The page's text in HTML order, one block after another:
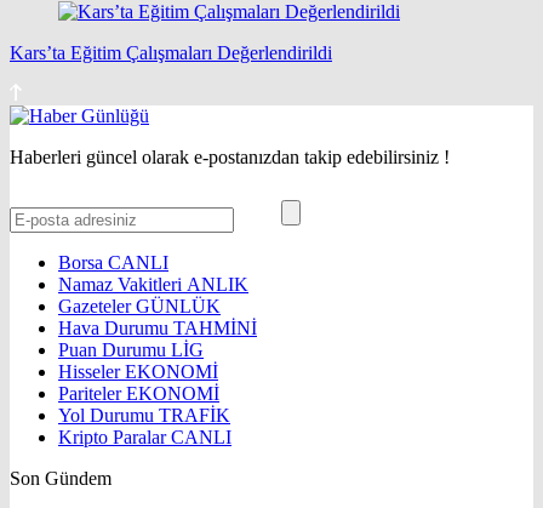
Kars’ta Eğitim Çalışmaları Değerlendirildi
Haberleri güncel olarak e-postanızdan takip edebilirsiniz !
Borsa CANLI
Namaz Vakitleri ANLIK
GazetelerGÜNLÜK
Hava Durumu TAHMİNİ
Puan Durumu LİG
HisselerEKONOMİ
ParitelerEKONOMİ
Yol Durumu TRAFİK
Kripto ParalarCANLI
Son Gündem